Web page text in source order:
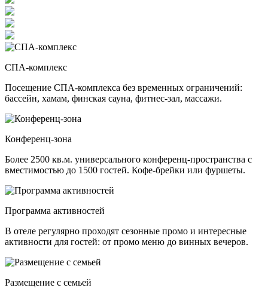
СПА-комплекс
Посещение СПА-комплекса без временных ограничений:
бассейн, хамам, финская сауна, фитнес-зал, массажи.
Конференц-зона
Более 2500 кв.м. универсального конференц-пространства с
вместимостью до 1500 гостей. Кофе-брейки или фуршеты.
Программа активностей
В отеле регулярно проходят сезонные промо и интересные
активности для гостей: от промо меню до винных вечеров.
Размещение с семьей